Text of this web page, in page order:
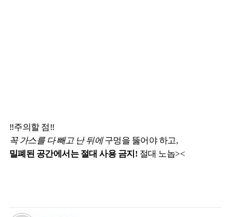
‼️주의할 점‼️
꼭 가스를 다 빼고 난 뒤에구멍을 뚫어야 하고,
밀폐된 공간에서는 절대 사용 금지! 절대 노놉><